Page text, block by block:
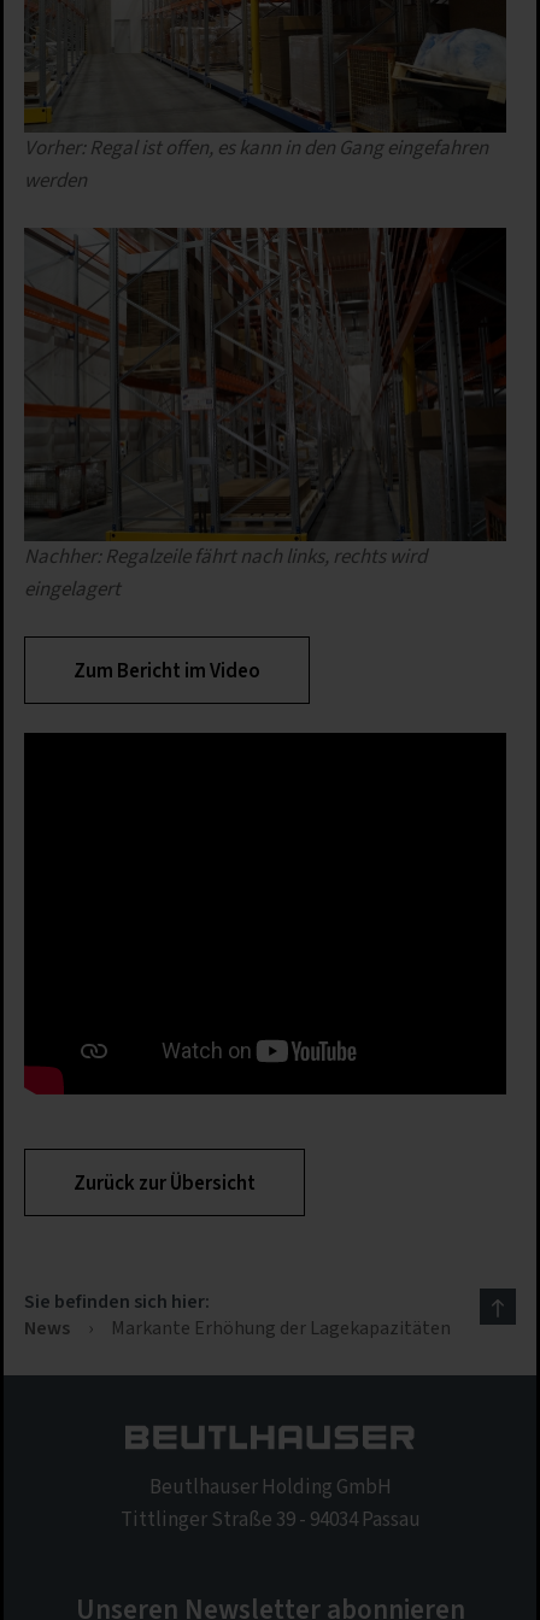
Vorher: Regal ist offen, es kann in den Gang eingefahren
werden
Nachher: Regalzeile fährt nach links, rechts wird
eingelagert
Zum Bericht im Video
Zurück zur Übersicht
Sie befinden sich hier:
News
› Markante Erhöhung der Lagekapazitäten
Beutlhauser Holding GmbH
Tittlinger Straße 39 - 94034 Passau
Unseren Newsletter abonnieren
Details anzeigen
Impressum